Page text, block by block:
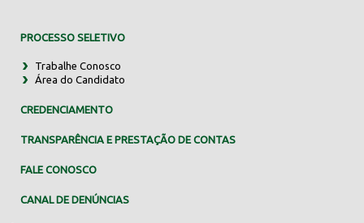
PROCESSO SELETIVO
Trabalhe Conosco
Área do Candidato
CREDENCIAMENTO
TRANSPARÊNCIA E PRESTAÇÃO DE CONTAS
FALE CONOSCO
CANAL DE DENÚNCIAS